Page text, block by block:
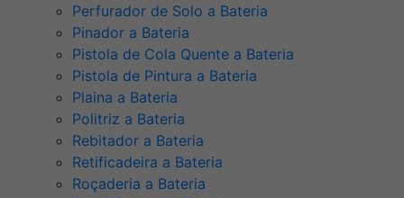
Perfurador de Solo a Bateria
Pinador a Bateria
Pistola de Cola Quente a Bateria
Pistola de Pintura a Bateria
Plaina a Bateria
Politriz a Bateria
Rebitador a Bateria
Retificadeira a Bateria
Roçaderia a Bateria